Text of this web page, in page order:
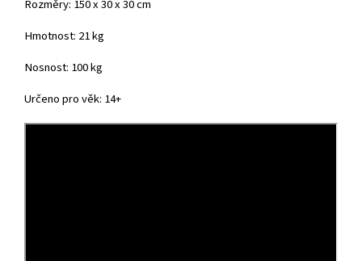
Rozměry: 150 x 30 x 30 cm
Hmotnost: 21 kg
Nosnost: 100 kg
Určeno pro věk: 14+